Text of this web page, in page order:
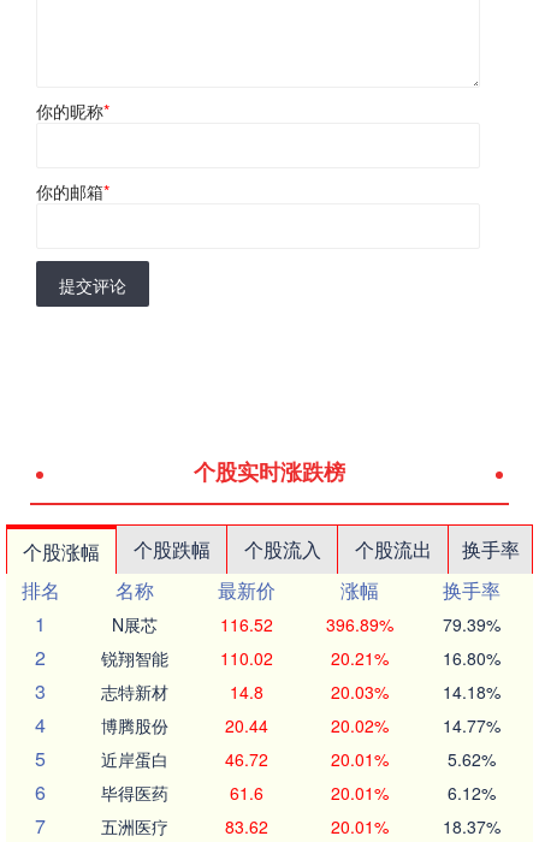
你的昵称*
你的邮箱*
提交评论
个股实时涨跌榜
个股涨幅 个股跌幅 个股流入 个股流出
换手率
排名
名称 最新价 涨幅
换手率
1
N展芯 116.52 396.89% 79.39%
2 锐翔智能 110.02 20.21% 16.80%
3 志特新材 14.8 20.03% 14.18%
4 博腾股份 20.44 20.02% 14.77%
5 近岸蛋白 46.72 20.01% 5.62%
6 毕得医药 61.6 20.01% 6.12%
7 五洲医疗 83.62 20.01% 18.37%